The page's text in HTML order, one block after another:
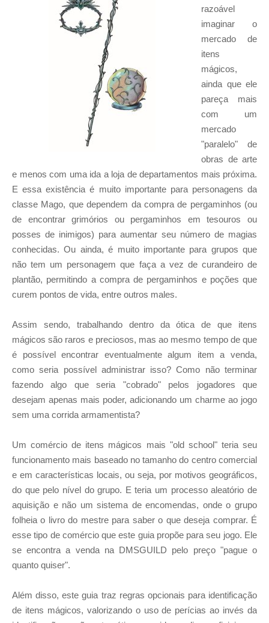
razoável
imaginar o
mercado de
itens
mágicos,
ainda que ele
pareça mais
com um
mercado
"paralelo" de
obras de arte
e menos com uma ida a loja de departamentos mais próxima.
E essa existência é muito importante para personagens da
classe Mago, que dependem da compra de pergaminhos (ou
de encontrar grimórios ou pergaminhos em tesouros ou
posses de inimigos) para aumentar seu número de magias
conhecidas. Ou ainda, é muito importante para grupos que
não tem um personagem que faça a vez de curandeiro de
plantão, permitindo a compra de pergaminhos e poções que
curem pontos de vida, entre outros males.
Assim sendo, trabalhando dentro da ótica de que itens
mágicos são raros e preciosos, mas ao mesmo tempo de que
é possível encontrar eventualmente algum item a venda,
como seria possível administrar isso? Como não terminar
fazendo algo que seria "cobrado" pelos jogadores que
desejam apenas mais poder, adicionando um charme ao jogo
sem uma corrida armamentista?
Um comércio de itens mágicos mais "old school" teria seu
funcionamento mais baseado no tamanho do centro comercial
e em características locais, ou seja, por motivos geográficos,
do que pelo nível do grupo. E teria um processo aleatório de
aquisição e não um sistema de encomendas, onde o grupo
folheia o livro do mestre para saber o que deseja comprar. É
esse tipo de comércio que este guia propõe para seu jogo. Ele
se encontra a venda na DMSGUILD pelo preço "pague o
quanto quiser".
Além disso, este guia traz regras opcionais para identificação
de itens mágicos, valorizando o uso de perícias ao invés da